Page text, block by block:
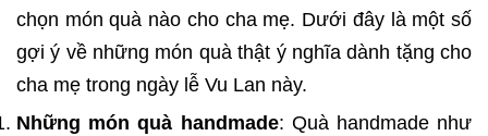
chọn món quà nào cho cha mẹ. Dưới đây là một số
gợi ý về những món quà thật ý nghĩa dành tặng cho
cha mẹ trong ngày lễ Vu Lan này.
Những món quà handmade: Quà handmade như